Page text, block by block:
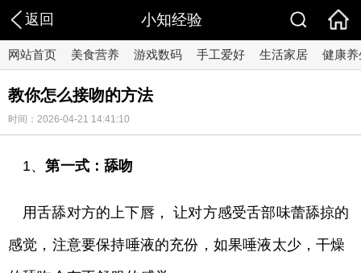
返回 小知经验
网站首页 美食营养 游戏数码 手工爱好 生活家居 健康养
教你怎么接吻的方法
时间：2026-04-21 14:41:10
1、第一式：舔吻
用舌舔对方的上下唇， 让对方感受舌部味蕾舔掠的
感觉，注意要保持唾液的充份，如果唾液太少，干燥